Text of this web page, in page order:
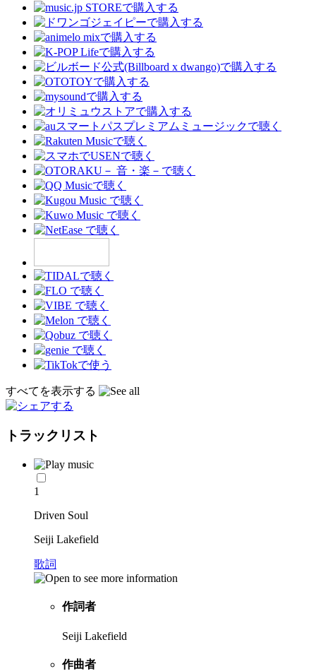
すべてを表示する
トラックリスト
1
Driven Soul
Seiji Lakefield
歌詞
作詞者
Seiji Lakefield
作曲者